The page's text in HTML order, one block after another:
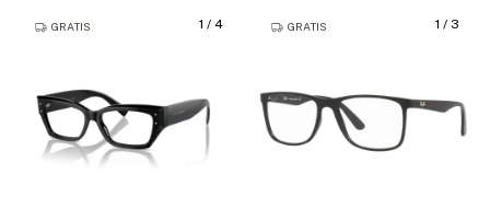
1 / 4
GRATIS 1 / 3
GRATIS